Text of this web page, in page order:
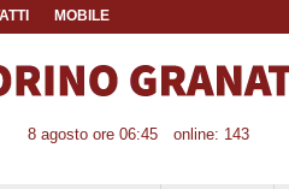
MOBILE
8 agosto ore 06:45 online: 143